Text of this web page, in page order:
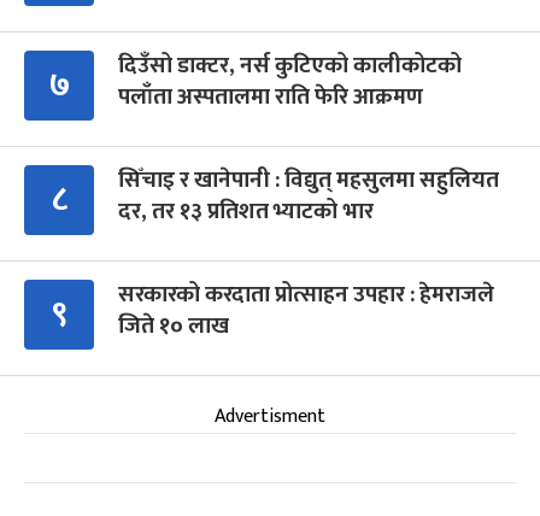
७
दिउँसो डाक्टर, नर्स कुटिएको कालीकोटको
पलाँता अस्पतालमा राति फेरि आक्रमण
८
सिँचाइ र खानेपानी : विद्युत् महसुलमा सहुलियत
दर, तर १३ प्रतिशत भ्याटको भार
९
सरकारको करदाता प्रोत्साहन उपहार : हेमराजले
जिते १० लाख
Advertisment